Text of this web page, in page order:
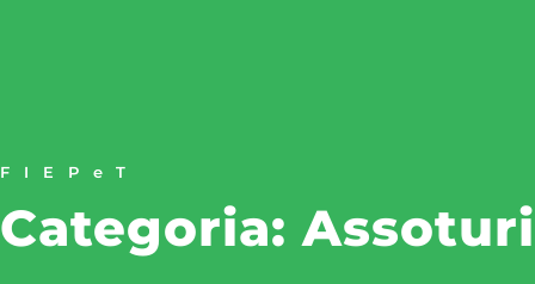
FIEPeT
Categoria: